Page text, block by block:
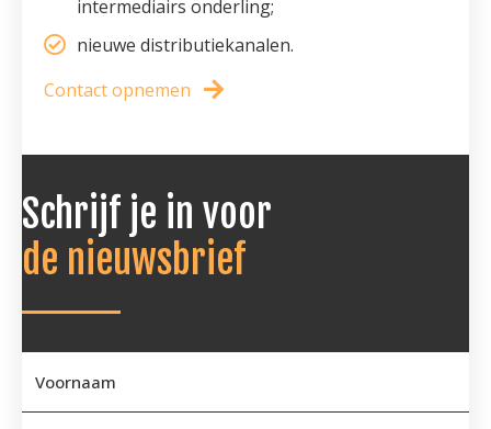
intermediairs onderling;
nieuwe distributiekanalen.
Contact opnemen
Schrijf je in voor
de nieuwsbrief